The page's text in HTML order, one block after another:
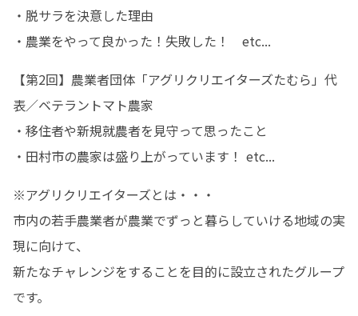
・脱サラを決意した理由
・農業をやって良かった！失敗した！　etc...
【第2回】農業者団体「アグリクリエイターズたむら」代
表／ベテラントマト農家
・移住者や新規就農者を見守って思ったこと
・田村市の農家は盛り上がっています！ etc...
※アグリクリエイターズとは・・・
市内の若手農業者が農業でずっと暮らしていける地域の実
現に向けて、
新たなチャレンジをすることを目的に設立されたグループ
です。